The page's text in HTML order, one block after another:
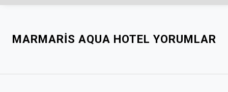
MARMARIS AQUA HOTEL YORUMLAR